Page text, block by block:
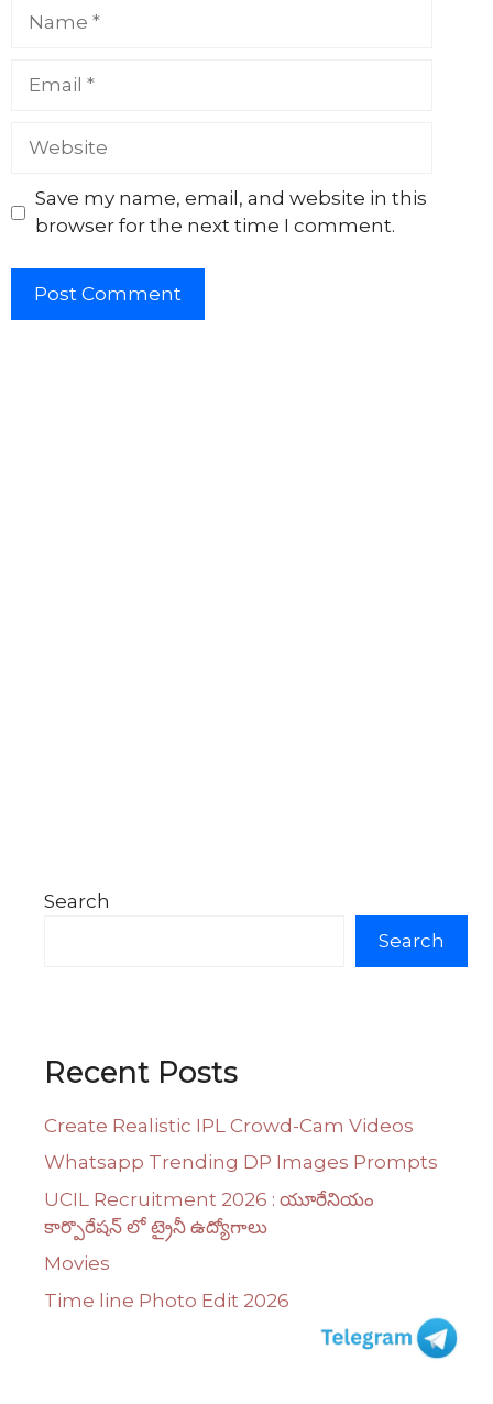
Website
Save my name, email, and website in this
browser for the next time I comment.
Search
Search
Recent Posts
Create Realistic IPL Crowd-Cam Videos
Whatsapp Trending DP Images Prompts
UCIL Recruitment 2026 : యూరేనియం
కార్పొరేషన్ లో ట్రైనీ ఉద్యోగాలు
Movies
Time line Photo Edit 2026